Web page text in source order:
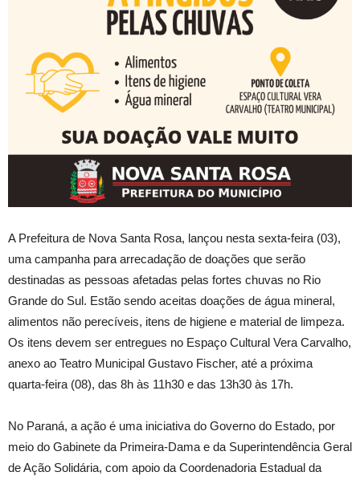
A Prefeitura de Nova Santa Rosa, lançou nesta sexta-feira (03),
uma campanha para arrecadação de doações que serão
destinadas as pessoas afetadas pelas fortes chuvas no Rio
Grande do Sul. Estão sendo aceitas doações de água mineral,
alimentos não perecíveis, itens de higiene e material de limpeza.
Os itens devem ser entregues no Espaço Cultural Vera Carvalho,
anexo ao Teatro Municipal Gustavo Fischer, até a próxima
quarta-feira (08), das 8h às 11h30 e das 13h30 às 17h.
No Paraná, a ação é uma iniciativa do Governo do Estado, por
meio do Gabinete da Primeira-Dama e da Superintendência Geral
de Ação Solidária, com apoio da Coordenadoria Estadual da